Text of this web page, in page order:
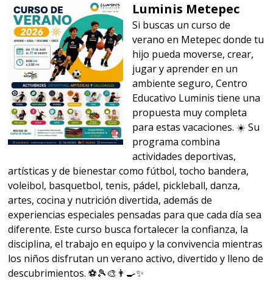
Luminis Metepec
Si buscas un curso de
verano en Metepec donde tu
hijo pueda moverse, crear,
jugar y aprender en un
ambiente seguro, Centro
Educativo Luminis tiene una
propuesta muy completa
para estas vacaciones. ☀️ Su
programa combina
actividades deportivas,
artísticas y de bienestar como fútbol, tocho bandera,
voleibol, basquetbol, tenis, pádel, pickleball, danza,
artes, cocina y nutrición divertida, además de
experiencias especiales pensadas para que cada día sea
diferente. Este curso busca fortalecer la confianza, la
disciplina, el trabajo en equipo y la convivencia mientras
los niños disfrutan un verano activo, divertido y lleno de
descubrimientos. ⚽🎾🎨👨‍🍳✨